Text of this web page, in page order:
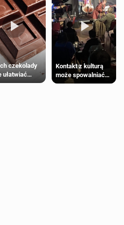
czekolady
ułatwiać
siłowy
Kontakt z kulturą
może spowalniać
starzenie